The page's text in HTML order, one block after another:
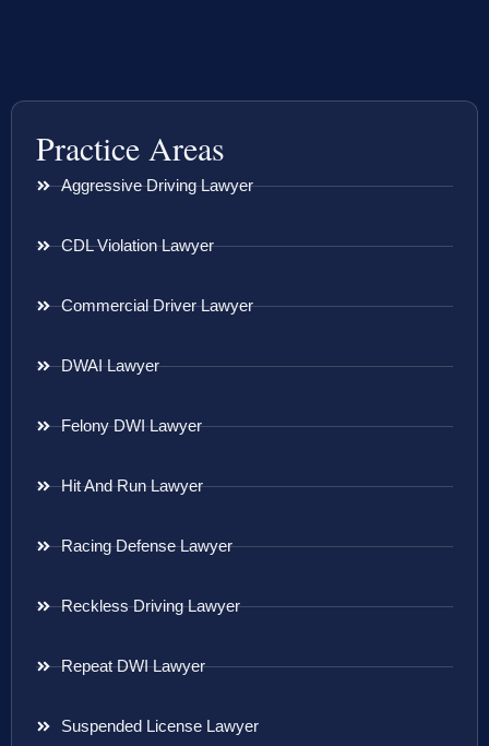
Practice Areas
Aggressive Driving Lawyer
CDL Violation Lawyer
Commercial Driver Lawyer
DWAI Lawyer
Felony DWI Lawyer
Hit And Run Lawyer
Racing Defense Lawyer
Reckless Driving Lawyer
Repeat DWI Lawyer
Suspended License Lawyer